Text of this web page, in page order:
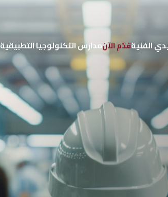
الفنيةقدّم الآنمدارس التكنولوجيا التطبيقية